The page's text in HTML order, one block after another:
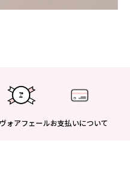
ォアフェールお支払いについて